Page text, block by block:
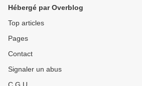
Hébergé par Overblog
Top articles
Pages
Contact
Signaler un abus